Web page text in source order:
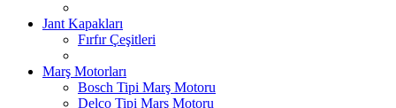
Jant Kapakları
Fırfır Çeşitleri
Marş Motorları
Bosch Tipi Marş Motoru
Delco Tipi Marş Motoru